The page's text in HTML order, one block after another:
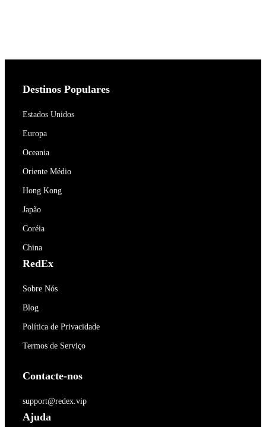
Destinos Populares
Estados Unidos
Europa
Oceania
Oriente Médio
Hong Kong
Japão
Coréia
China
RedEx
Sobre Nós
Blog
Política de Privacidade
Termos de Serviço
Contacte-nos
support@redex.vip
Ajuda